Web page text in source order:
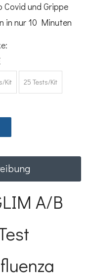
Covid und Grippe
in nur 10 Minuten
Kit 25 Tests/Kit
A/B